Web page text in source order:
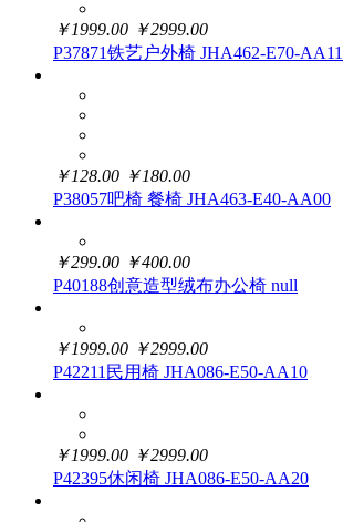
￥1999.00 ￥2999.00
P37871铁艺户外椅 JHA462-E70-AA11
￥128.00 ￥180.00
P38057吧椅 餐椅 JHA463-E40-AA00
￥299.00 ￥400.00
P40188创意造型绒布办公椅 null
￥1999.00 ￥2999.00
P42211民用椅 JHA086-E50-AA10
￥1999.00 ￥2999.00
P42395休闲椅 JHA086-E50-AA20